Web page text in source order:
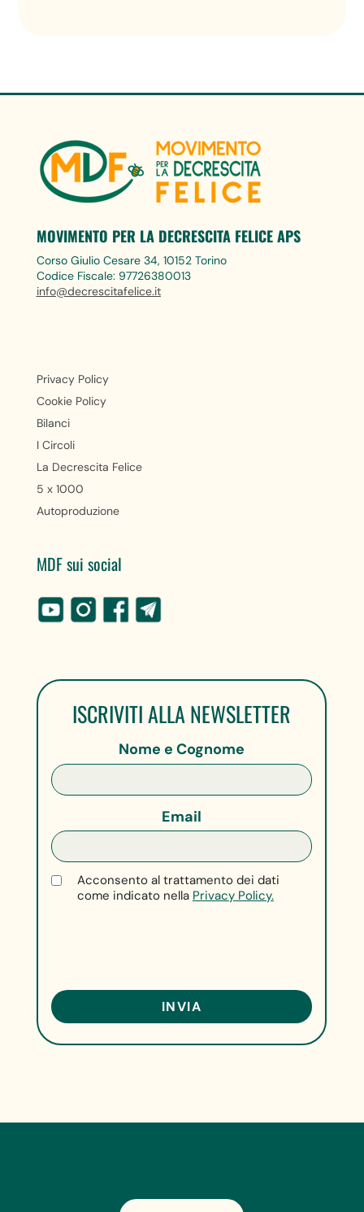
MOVIMENTO PER LA DECRESCITA FELICE APS
Corso Giulio Cesare 34, 10152 Torino
Codice Fiscale: 97726380013
info@decrescitafelice.it
Privacy Policy
Cookie Policy
Bilanci
I Circoli
La Decrescita Felice
5 x 1000
Autoproduzione
MDF sui social
ISCRIVITI ALLA NEWSLETTER
Nome e Cognome
Email
Acconsento al trattamento dei dati
come indicato nella Privacy Policy.